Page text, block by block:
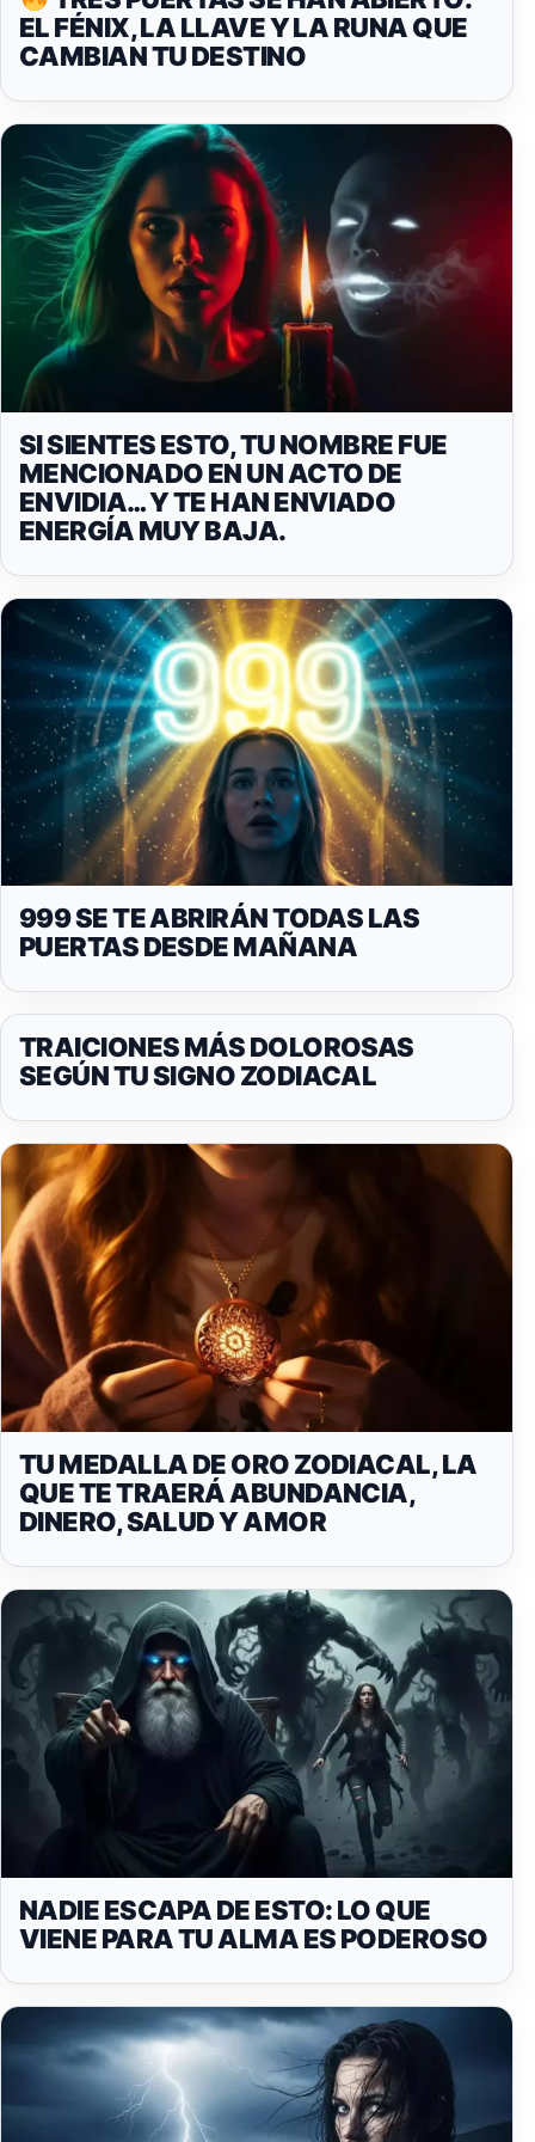
EL FÉNIX, LA LLAVE Y LA RUNA QUE
CAMBIAN TU DESTINO
SI SIENTES ESTO, TU NOMBRE FUE
MENCIONADO EN UN ACTO DE
ENVIDIA… Y TE HAN ENVIADO
ENERGÍA MUY BAJA.
999 SE TE ABRIRÁN TODAS LAS
PUERTAS DESDE MAÑANA
TRAICIONES MÁS DOLOROSAS
SEGÚN TU SIGNO ZODIACAL
TU MEDALLA DE ORO ZODIACAL, LA
QUE TE TRAERÁ ABUNDANCIA,
DINERO, SALUD Y AMOR
NADIE ESCAPA DE ESTO: LO QUE
VIENE PARA TU ALMA ES PODEROSO